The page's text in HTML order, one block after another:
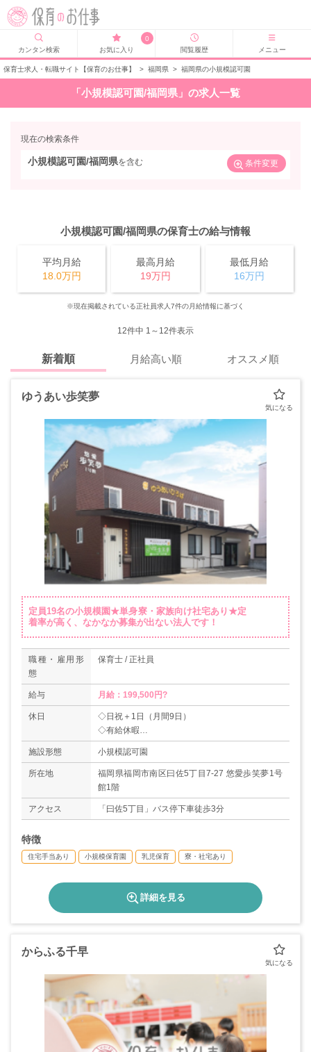
カンタン検索
0
お気に入り
閲覧履歴 メニュー
保育士求人・転職サイト【保育のお仕事】 > 福岡県 > 福岡県の小規模認可園
「小規模認可園/福岡県」の求人一覧
現在の検索条件
小規模認可園/福岡県を含む 条件変更
小規模認可園/福岡県の保育士の給与情報
平均月給
18.0万円
最高月給
19万円
最低月給
16万円
※現在掲載されている正社員求人7件の月給情報に基づく
12件中 1～12件表示
新着順 月給高い順 オススメ順
ゆうあい歩笑夢
定員19名の小規模園★単身寮・家族向け社宅あり★定
着率が高く、なかなか募集が出ない法人です！
職種・雇用形
態
保育士 / 正社員
給与 月給：199,500円?
休日
◇日祝＋1日（月間9日）
◇有給休暇
◇育児休暇取得実績あり
◇介護休暇取得実績あり
＊年間休日数108日
施設形態 小規模認可園
所在地
福岡県福岡市南区曰佐5丁目7-27 悠愛歩笑夢1号
館1階
アクセス 「曰佐5丁目」バス停下車徒歩3分
特徴
住宅手当あり 小規模保育園 乳児保育 寮・社宅あり
詳細を見る
からふる千早